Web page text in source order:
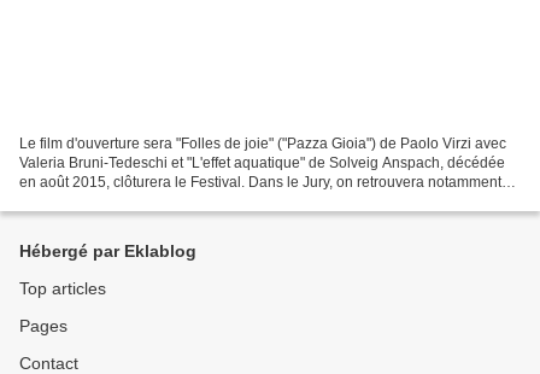
Le film d'ouverture sera "Folles de joie" ("Pazza Gioia") de Paolo Virzi avec
Valeria Bruni-Tedeschi et "L'effet aquatique" de Solveig Anspach, décédée
en août 2015, clôturera le Festival. Dans le Jury, on retrouvera notamment
Hébergé par Eklablog
Top articles
Pages
Contact